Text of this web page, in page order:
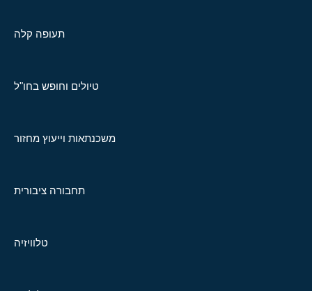
תעופה קלה
טיולים וחופש בחו"ל
משכנתאות וייעוץ מחזור
תחבורה ציבורית
טלוויזיה